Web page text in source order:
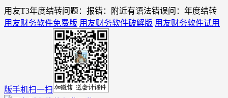
用友T3年度结转问题：报错：附近有语法错误问：年度结转
用友财务软件免费版 用友财务软件破解版 用友财务软件试用
版手机扫一扫